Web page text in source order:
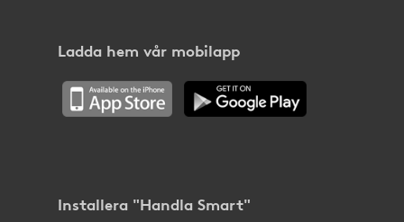
Ladda hem vår mobilapp
Installera "Handla Smart"